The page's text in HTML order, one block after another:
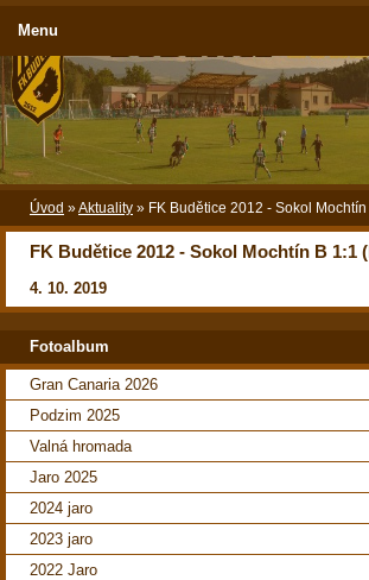
Úvod »Aktuality » FK Budětice 2012 - Sokol
FK Budětice 2012 - Sokol Mochtín B 1:1
4. 10. 2019
Menu
Fotoalbum
Gran Canaria 2026
Podzim 2025
Valná hromada
Jaro 2025
2024 jaro
2023 jaro
2022 Jaro